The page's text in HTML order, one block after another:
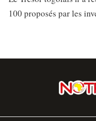
100 proposés par les